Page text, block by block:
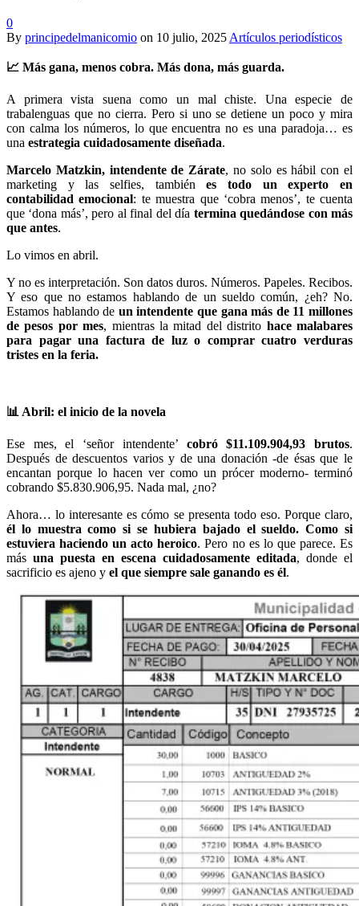
0
By principedelmanicomio on 10 julio, 2025 Artículos periodísticos
📈 Más gana, menos cobra. Más dona, más guarda.
A primera vista suena como un mal chiste. Una especie de
trabalenguas que no cierra. Pero si uno se detiene un poco y mira
con calma los números, lo que encuentra no es una paradoja… es
una estrategia cuidadosamente diseñada.
Marcelo Matzkin, intendente de Zárate, no solo es hábil con el
marketing y las selfies, tambiénes todo un experto en
contabilidad emocional: te muestra que ‘cobra menos’, te cuenta
que ‘dona más’, pero al final del día termina quedándose con más
que antes.
Lo vimos en abril.
Y no es interpretación. Son datos duros. Números. Papeles. Recibos.
Y eso que no estamos hablando de un sueldo común, ¿eh? No.
Estamos hablando de un intendente que gana más de 11 millones
de pesos por mes, mientras la mitad del distrito hace malabares
para pagar una factura de luz o comprar cuatro verduras
tristes en la feria.
📊 Abril: el inicio de la novela
Ese mes, el ‘señor intendente’ cobró $11.109.904,93 brutos.
Después de descuentos varios y de una donación -de ésas que le
encantan porque lo hacen ver como un prócer moderno- terminó
cobrando $5.830.906,95. Nada mal, ¿no?
Ahora… lo interesante es cómo se presenta todo eso. Porque claro,
él lo muestra como si se hubiera bajado el sueldo. Como si
estuviera haciendo un acto heroico. Pero no es lo que parece. Es
más una puesta en escena cuidadosamente editada, donde el
sacrificio es ajeno y el que siempre sale ganando es él.